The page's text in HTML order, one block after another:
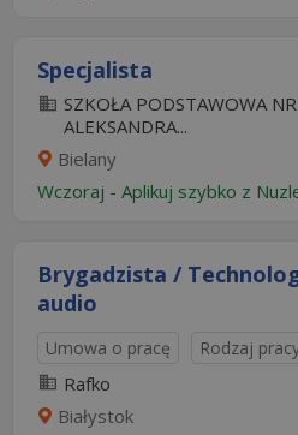
Specjalista
SZKOŁA PODSTAWOWA
ALEKSANDRA...
Bielany
Wczoraj - Aplikuj szybko z
Brygadzista /
audio
Umowa o pracę Rodzaj
Rafko
Białystok